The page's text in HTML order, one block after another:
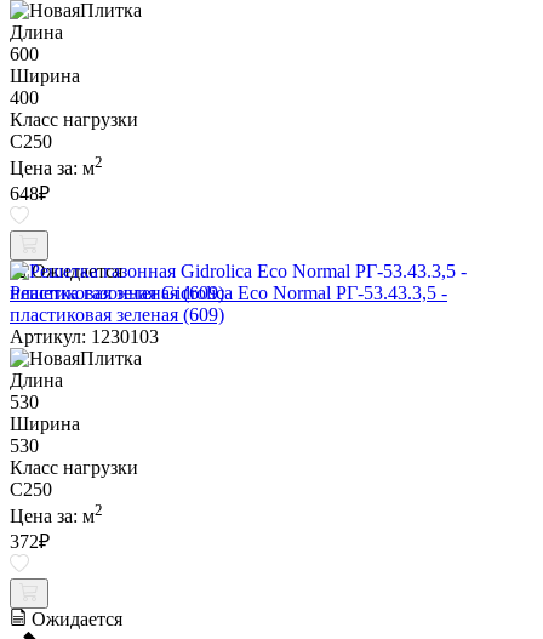
Длина
600
Ширина
400
Класс нагрузки
C250
Цена за: м2
648₽
Ожидается
Решетка газонная Gidrolica Eco Normal РГ-53.43.3,5 -
пластиковая зеленая (609)
Артикул: 1230103
Длина
530
Ширина
530
Класс нагрузки
C250
Цена за: м2
372₽
Ожидается